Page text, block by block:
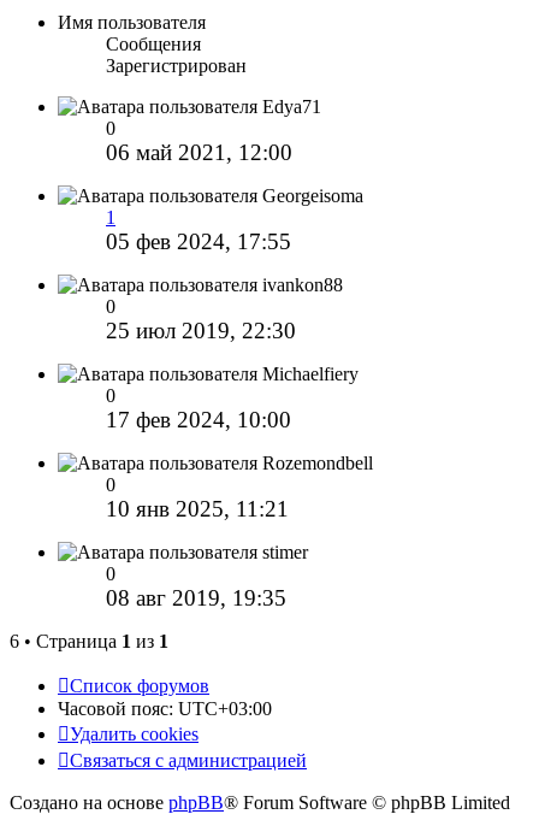
Имя пользователя
Сообщения
Зарегистрирован
Edya71
0
06 май 2021, 12:00
Georgeisoma
1
05 фев 2024, 17:55
ivankon88
0
25 июл 2019, 22:30
Michaelfiery
0
17 фев 2024, 10:00
Rozemondbell
0
10 янв 2025, 11:21
stimer
0
08 авг 2019, 19:35
6 • Страница 1 из 1
Список форумов
Часовой пояс: UTC+03:00
Удалить cookies
Связаться с администрацией
Создано на основе phpBB® Forum Software © phpBB Limited